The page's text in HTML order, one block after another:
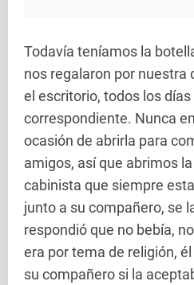
Todavía teníamos la
nos regalaron por nuestra
el escritorio, todos los
correspondiente. Nunca
ocasión de abrirla para
amigos, así que abrimos
cabinista que siempre
junto a su compañero, se
respondió que no bebía,
era por tema de religión,
su compañero si la